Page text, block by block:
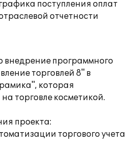
поступления оплат
отчетности
внедрение программного
торговлей 8" в
которая
торговле косметикой.
проекта:
торгового учета